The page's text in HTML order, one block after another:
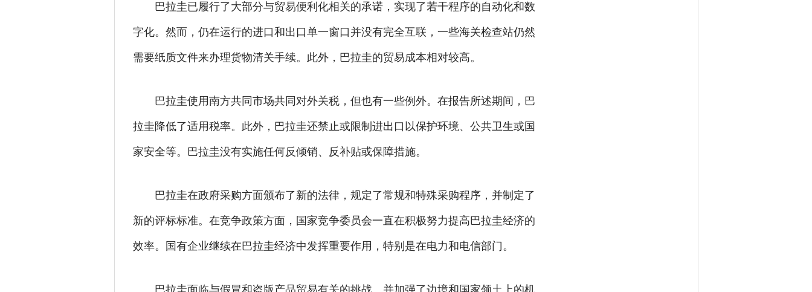
巴拉圭已履行了大部分与贸易便利化相关的承诺，实现了若干程序的自动化和数
字化。然而，仍在运行的进口和出口单一窗口并没有完全互联，一些海关检查站仍然
需要纸质文件来办理货物清关手续。此外，巴拉圭的贸易成本相对较高。
巴拉圭使用南方共同市场共同对外关税，但也有一些例外。在报告所述期间，巴
拉圭降低了适用税率。此外，巴拉圭还禁止或限制进出口以保护环境、公共卫生或国
家安全等。巴拉圭没有实施任何反倾销、反补贴或保障措施。
巴拉圭在政府采购方面颁布了新的法律，规定了常规和特殊采购程序，并制定了
新的评标标准。在竞争政策方面，国家竞争委员会一直在积极努力提高巴拉圭经济的
效率。国有企业继续在巴拉圭经济中发挥重要作用，特别是在电力和电信部门。
巴拉圭面临与假冒和盗版产品贸易有关的挑战，并加强了边境和国家领土上的机